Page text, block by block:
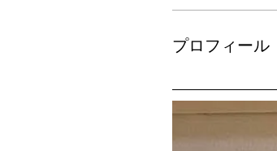
プロフィール